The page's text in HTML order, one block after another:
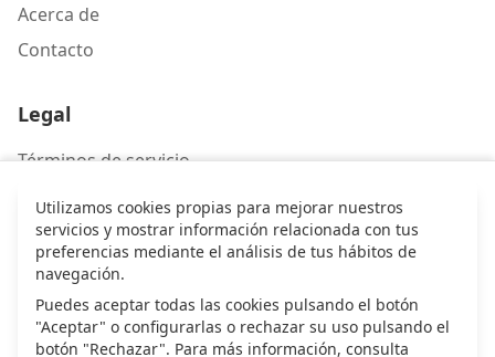
Acerca de
Contacto
Legal
Términos de servicio
Política de privacidad
Contacto
Escríbenos
Utilizamos cookies propias para mejorar nuestros
servicios y mostrar información relacionada con tus
preferencias mediante el análisis de tus hábitos de
navegación.
Puedes aceptar todas las cookies pulsando el botón
"Aceptar" o configurarlas o rechazar su uso pulsando el
botón "Rechazar". Para más información, consulta